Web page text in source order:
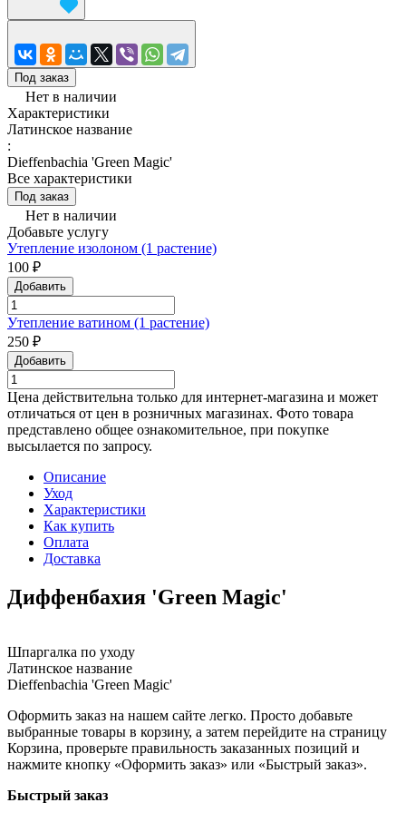
Под заказ
Нет в наличии
Характеристики
Латинское название
:
Dieffenbachia 'Green Magic'
Все характеристики
Под заказ
Нет в наличии
Добавьте услугу
Утепление изолоном (1 растение)
100 ₽
Добавить
Утепление ватином (1 растение)
250 ₽
Добавить
Цена действительна только для интернет-магазина и может
отличаться от цен в розничных магазинах. Фото товара
представлено общее ознакомительное, при покупке
высылается по запросу.
Описание
Уход
Характеристики
Как купить
Оплата
Доставка
Диффенбахия 'Green Magic'
Шпаргалка по уходу
Латинское название
Dieffenbachia 'Green Magic'
Оформить заказ на нашем сайте легко. Просто добавьте
выбранные товары в корзину, а затем перейдите на страницу
Корзина, проверьте правильность заказанных позиций и
нажмите кнопку «Оформить заказ» или «Быстрый заказ».
Быстрый заказ